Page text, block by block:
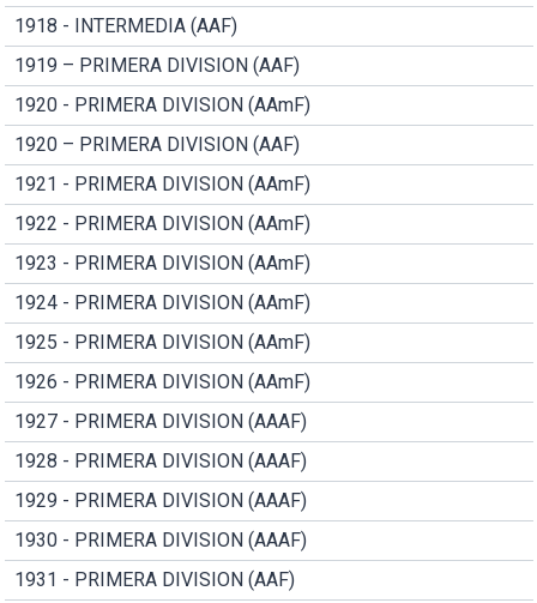
1918 - INTERMEDIA (AAF)
1919 – PRIMERA DIVISION (AAF)
1920 - PRIMERA DIVISION (AAmF)
1920 – PRIMERA DIVISION (AAF)
1921 - PRIMERA DIVISION (AAmF)
1922 - PRIMERA DIVISION (AAmF)
1923 - PRIMERA DIVISION (AAmF)
1924 - PRIMERA DIVISION (AAmF)
1925 - PRIMERA DIVISION (AAmF)
1926 - PRIMERA DIVISION (AAmF)
1927 - PRIMERA DIVISION (AAAF)
1928 - PRIMERA DIVISION (AAAF)
1929 - PRIMERA DIVISION (AAAF)
1930 - PRIMERA DIVISION (AAAF)
1931 - PRIMERA DIVISION (AAF)